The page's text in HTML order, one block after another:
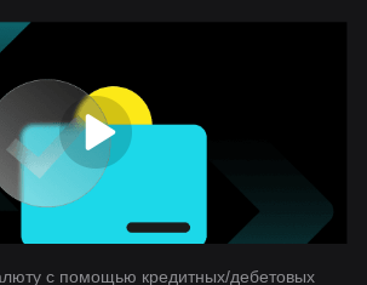
с помощью кредитных/дебетовых